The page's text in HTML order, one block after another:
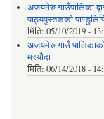
अजयमेरु गाउँपालिका
पाठ्यपुस्तकको
मिति: 05/10/2019 -
अजयमेरु गाउँ
मस्यौदा
मिति: 06/14/2018 -